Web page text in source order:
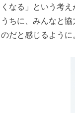
くなる」という考
うちに、みんなと
のだと感じるように